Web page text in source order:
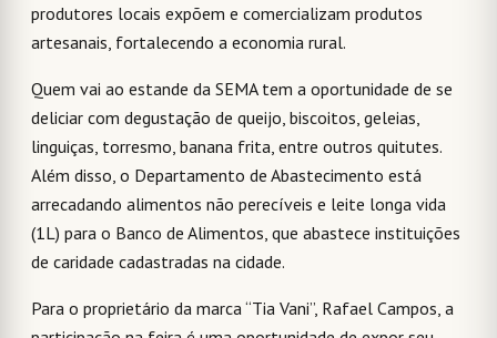
produtores locais expõem e comercializam produtos
artesanais, fortalecendo a economia rural.
Quem vai ao estande da SEMA tem a oportunidade de se
deliciar com degustação de queijo, biscoitos, geleias,
linguiças, torresmo, banana frita, entre outros quitutes.
Além disso, o Departamento de Abastecimento está
arrecadando alimentos não perecíveis e leite longa vida
(1L) para o Banco de Alimentos, que abastece instituições
de caridade cadastradas na cidade.
Para o proprietário da marca “Tia Vani”, Rafael Campos, a